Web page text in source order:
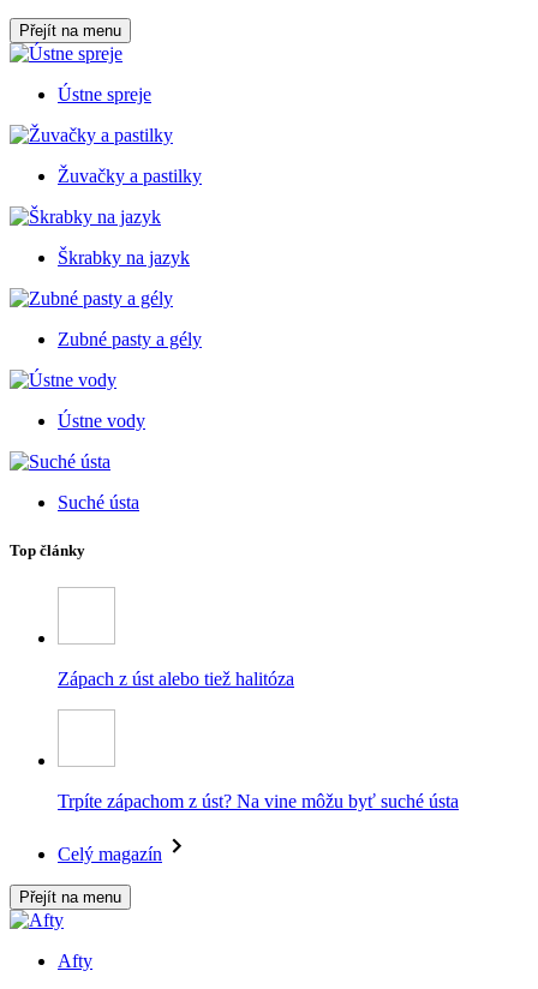
Přejít na menu
Ústne spreje
Žuvačky a pastilky
Škrabky na jazyk
Zubné pasty a gély
Ústne vody
Suché ústa
Top články
Zápach z úst alebo tiež halitóza
Trpíte zápachom z úst? Na vine môžu byť suché ústa
Celý magazín
Přejít na menu
Afty